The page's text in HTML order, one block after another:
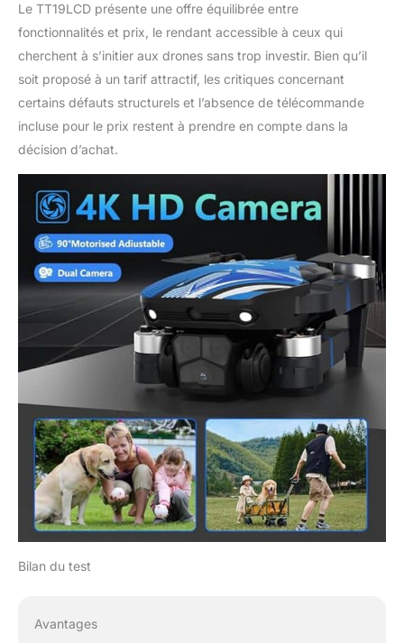
intérieurs sans GPS. Sa
conception conviviale
pour les débutants
réduit la complexité
opérationnelle,
permettant une
pratique en intérieur en
【Moteurs Sans
Balais】 Équipé de
silencieux et efficaces,
il offre une puissance
robuste et un
fonctionnement
silencieux. Il résiste à
des vents dépassant la
force 3, maintenant un
vol stable dans des
conditions difficiles. La
durée de vie prolongée
du moteur répond à
divers besoins de
tournage en extérieur,
fournissant une
puissance durable et
fiable pour les drones
Le TT19LCD présente une offre équilibrée entre
fonctionnalités et prix, le rendant accessible à ceux qui
cherchent à s’initier aux drones sans trop investir. Bien qu’il
soit proposé à un tarif attractif, les critiques concernant
certains défauts structurels et l’absence de télécommande
incluse pour le prix restent à prendre en compte dans la
décision d’achat.
Bilan du test
Avantages